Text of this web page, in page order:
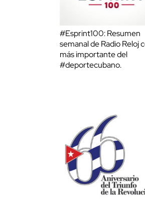
#Esprint100: Resumen
semanal de Radio Reloj
más importante del
#deportecubano.